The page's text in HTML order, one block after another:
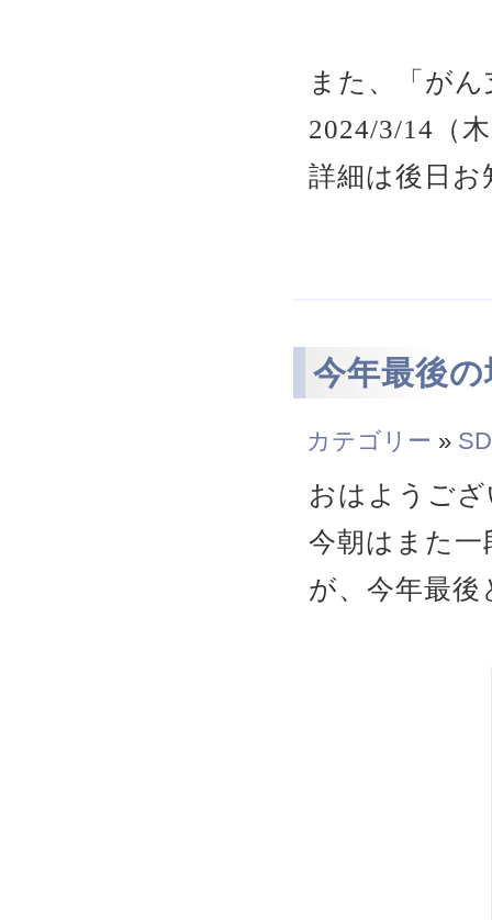
また、「が
2024/3/14（
詳細は後日
今年最後
カテゴリー »
おはようご
今朝はまた
が、今年最